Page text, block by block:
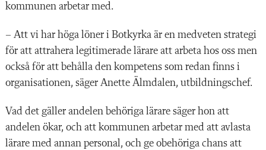
kommunen arbetar med.
– Att vi har höga löner i Botkyrka är en medveten strategi
för att attrahera legitimerade lärare att arbeta hos oss men
också för att behålla den kompetens som redan finns i
organisationen, säger Anette Älmdalen, utbildningschef.
Vad det gäller andelen behöriga lärare säger hon att
andelen ökar, och att kommunen arbetar med att avlasta
lärare med annan personal, och ge obehöriga chans att